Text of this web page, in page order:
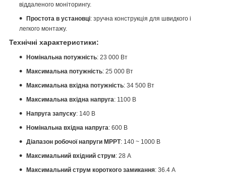
віддаленого моніторингу.
Простота в установці: зручна конструкція для швидкого і
легкого монтажу.
Технічні характеристики:
Номінальна потужність: 23 000 Вт
Максимальна потужність: 25 000 Вт
Максимальна вхідна потужність: 34 500 Вт
Максимальна вхідна напруга: 1100 В
Напруга запуску: 140 В
Номінальна вхідна напруга: 600 В
Діапазон робочої напруги MPPT: 140 ~ 1000 В
Максимальний вхідний струм: 28 А
Максимальний струм короткого замикання: 36.4 А